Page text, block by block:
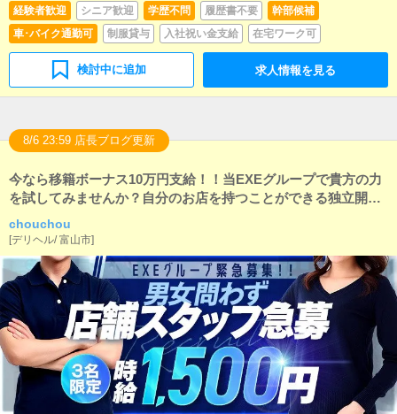
経験者歓迎
シニア歓迎 学歴不問 履歴書不要
幹部候補
車･バイク通勤可
制服貸与 入社祝い金支給 在宅ワーク可
検討中に追加 求人情報を見る
8/6 23:59 店長ブログ更新
今なら移籍ボーナス10万円支給！！当EXEグループで貴方の力
を試してみませんか？自分のお店を持つことができる独立開業
支援制度あり！！
chouchou
[デリヘル/富山市]